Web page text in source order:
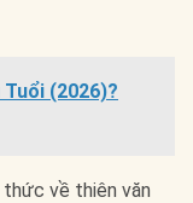
Tuổi (2026)?
về thiên văn